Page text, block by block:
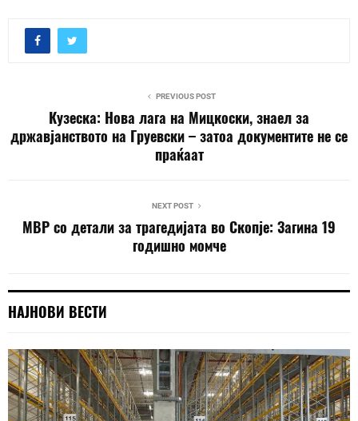
PREVIOUS POST
Кузеска: Нова лага на Мицкоски, знаел за
државјанството на Груевски – затоа документите не се
праќаат
NEXT POST
МВР со детали за трагедијата во Скопје: Загина 19
годишно момче
НАЈНОВИ ВЕСТИ